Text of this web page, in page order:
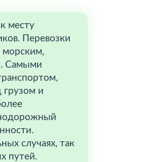
месту
Перевозки
морским,
Самыми
грузом и
случаях, так
путей.